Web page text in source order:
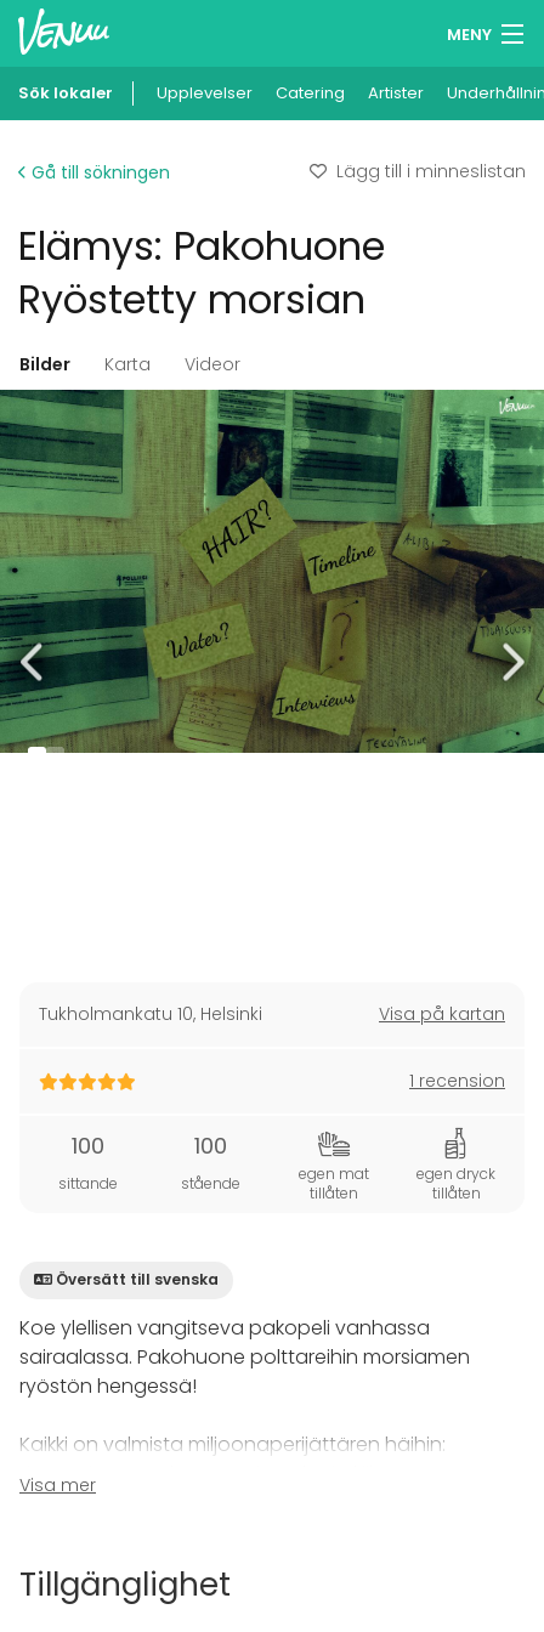
MENY
Minneslista
Lägg till din lokal
Sök lokaler Upplevelser Catering Artister
Gå till sökningen Lägg till i minneslistan
Elämys: Pakohuone
Ryöstetty morsian
Bilder Karta Videor
Tukholmankatu 10, Helsinki Visa på kartan
1 recension
100
sittande
100
stående
egen mat
tillåten
egen dryck
tillåten
Översätt till svenska
Koe ylellisen vangitseva pakopeli vanhassa
sairaalassa. Pakohuone polttareihin morsiamen
ryöstön hengessä!
Kaikki on valmista miljoonaperijättären häihin:
timanttisormus, bestmanin puhe ja kiiltävänmusta
hyrräävä limusiini... Vain morsian itse puuttuu.
nokkeluudella pärjää, sillä hänen on kirjaimellisesti
Visa mer
Tillgänglighet